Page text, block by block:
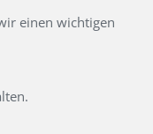
einen wichtigen